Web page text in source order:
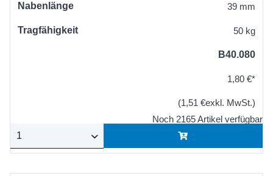
Nabenlänge 39 mm
Tragfähigkeit 50 kg
B40.080
1,80 €*
(1,51 €exkl. MwSt.)
Noch 2165 Artikel verfügbar